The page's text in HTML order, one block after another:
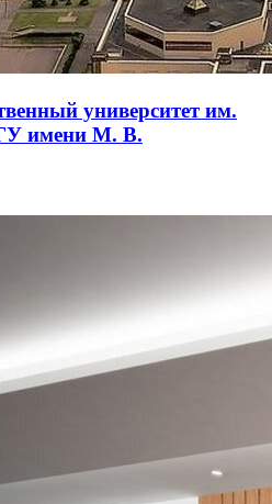
университет им.
имени М. В.